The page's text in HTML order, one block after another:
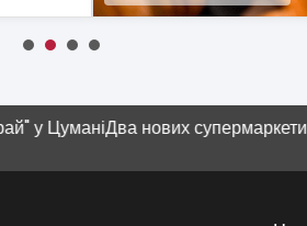
Два нових супермаркети SPAR